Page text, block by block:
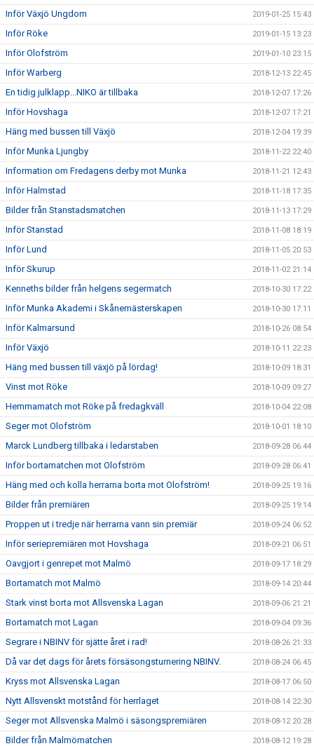
Inför Växjö Ungdom 2019-01-25 15:43
Inför Röke 2019-01-15 13:23
Inför Olofström 2019-01-10 23:15
Inför Warberg 2018-12-13 22:45
En tidig julklapp...NIKO är tillbaka 2018-12-07 17:26
Inför Hovshaga 2018-12-07 17:21
Häng med bussen till Växjö 2018-12-04 19:39
Inför Munka Ljungby 2018-11-22 22:40
Information om Fredagens derby mot Munka 2018-11-21 12:43
Inför Halmstad 2018-11-18 17:35
Bilder från Stanstadsmatchen 2018-11-13 17:29
Inför Stanstad 2018-11-08 18:19
Inför Lund 2018-11-05 20:53
Inför Skurup 2018-11-02 21:14
Kenneths bilder från helgens segermatch 2018-10-30 17:22
Inför Munka Akademi i Skånemästerskapen 2018-10-30 17:11
Inför Kalmarsund 2018-10-26 08:54
Inför Växjö 2018-10-11 22:23
Häng med bussen till växjö på lördag! 2018-10-09 18:31
Vinst mot Röke 2018-10-09 09:27
Hemmamatch mot Röke på fredagkväll 2018-10-04 22:08
Seger mot Olofström 2018-10-01 18:10
Marck Lundberg tillbaka i ledarstaben 2018-09-28 06:44
Inför bortamatchen mot Olofström 2018-09-28 06:41
Häng med och kolla herrarna borta mot Olofström! 2018-09-25 19:16
Bilder från premiären 2018-09-25 19:14
Proppen ut i tredje när herrarna vann sin premiär 2018-09-24 06:52
Inför seriepremiären mot Hovshaga 2018-09-21 06:51
Oavgjort i genrepet mot Malmö 2018-09-17 18:29
Bortamatch mot Malmö 2018-09-14 20:44
Stark vinst borta mot Allsvenska Lagan 2018-09-06 21:21
Bortamatch mot Lagan 2018-09-04 09:36
Segrare i NBINV för sjätte året i rad! 2018-08-26 21:33
Då var det dags för årets försäsongsturnering NBINV. 2018-08-24 06:45
Kryss mot Allsvenska Lagan 2018-08-17 06:50
Nytt Allsvenskt motstånd för herrlaget 2018-08-14 22:30
Seger mot Allsvenska Malmö i säsongspremiären 2018-08-12 20:28
Bilder från Malmömatchen 2018-08-12 19:28